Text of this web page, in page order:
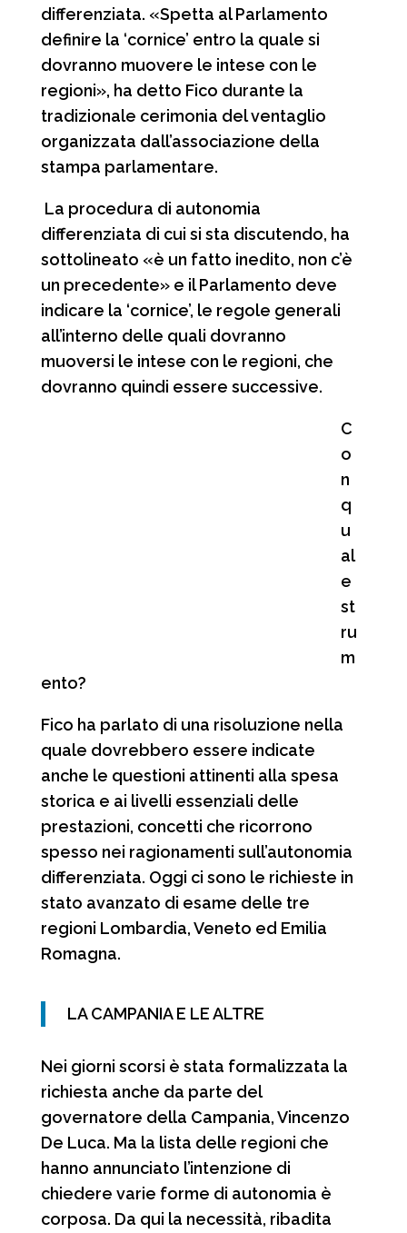
k
p
m
d
differenziata. «Spetta al Parlamento
definire la ‘cornice’ entro la quale si
dovranno muovere le intese con le
regioni», ha detto Fico durante la
tradizionale cerimonia del ventaglio
organizzata dall’associazione della
stampa parlamentare.
La procedura di autonomia
differenziata di cui si sta discutendo, ha
sottolineato «è un fatto inedito, non c’è
un precedente» e il Parlamento deve
indicare la ‘cornice’, le regole generali
all’interno delle quali dovranno
muoversi le intese con le regioni, che
dovranno quindi essere successive.
C
o
n
q
u
al
e
st
ru
m
ento?
Fico ha parlato di una risoluzione nella
quale dovrebbero essere indicate
anche le questioni attinenti alla spesa
storica e ai livelli essenziali delle
prestazioni, concetti che ricorrono
spesso nei ragionamenti sull’autonomia
differenziata. Oggi ci sono le richieste in
stato avanzato di esame delle tre
regioni Lombardia, Veneto ed Emilia
Romagna.
LA CAMPANIA E LE ALTRE
Nei giorni scorsi è stata formalizzata la
richiesta anche da parte del
governatore della Campania, Vincenzo
De Luca. Ma la lista delle regioni che
hanno annunciato l’intenzione di
chiedere varie forme di autonomia è
corposa. Da qui la necessità, ribadita